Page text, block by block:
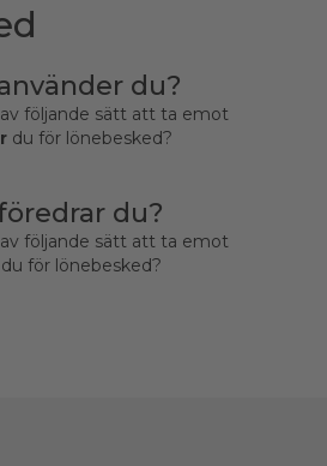
du?
av följande sätt att ta emot
du för lönebesked?
du?
av följande sätt att ta emot
du för lönebesked?